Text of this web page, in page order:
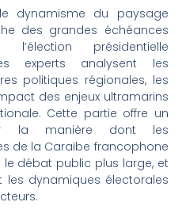
dynamisme du paysage
des grandes échéances
l’élection présidentielle
experts analysent les
politiques régionales, les
des enjeux ultramarins
Cette partie offre un
la manière dont les
de la Caraïbe francophone
débat public plus large, et
les dynamiques électorales